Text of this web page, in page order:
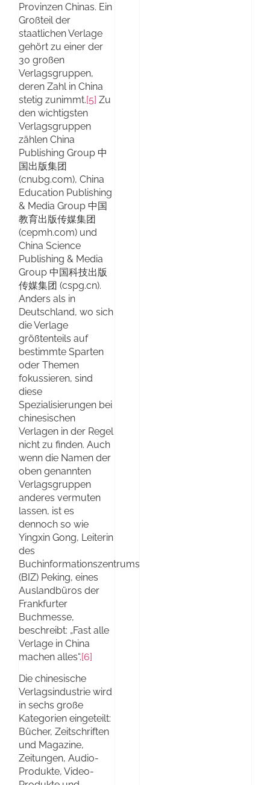
Provinzen Chinas. Ein
Großteil der
staatlichen Verlage
gehört zu einer der
30 großen
Verlagsgruppen,
deren Zahl in China
stetig zunimmt.[5] Zu
den wichtigsten
Verlagsgruppen
zählen China
Publishing Group 中
国出版集团
(cnubg.com), China
Education Publishing
& Media Group 中国
教育出版传媒集团
(cepmh.com) und
China Science
Publishing & Media
Group 中国科技出版
传媒集团 (cspg.cn).
Anders als in
Deutschland, wo sich
die Verlage
größtenteils auf
bestimmte Sparten
oder Themen
fokussieren, sind
diese
Spezialisierungen bei
chinesischen
Verlagen in der Regel
nicht zu finden. Auch
wenn die Namen der
oben genannten
Verlagsgruppen
anderes vermuten
lassen, ist es
dennoch so wie
Yingxin Gong, Leiterin
des
Buchinformationszentrums
(BIZ) Peking, eines
Auslandbüros der
Frankfurter
Buchmesse,
beschreibt: „Fast alle
Verlage in China
machen alles“.[6]
Die chinesische
Verlagsindustrie wird
in sechs große
Kategorien eingeteilt:
Bücher, Zeitschriften
und Magazine,
Zeitungen, Audio-
Produkte, Video-